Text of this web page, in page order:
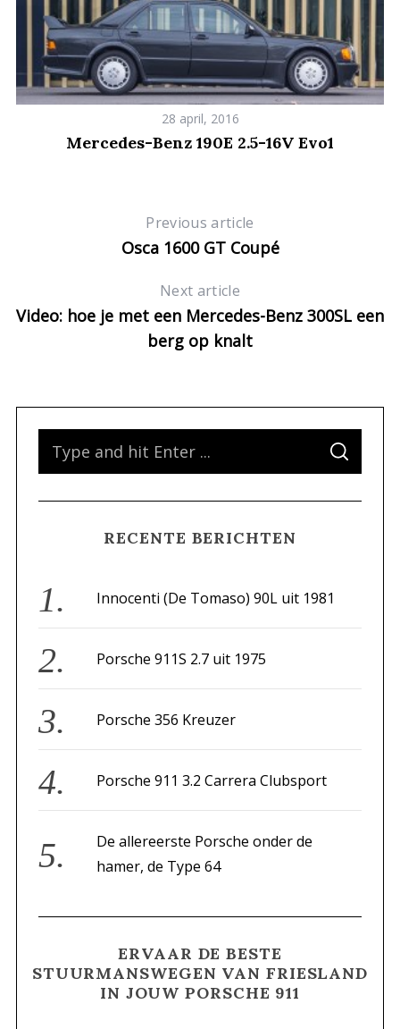
28 april, 2016
Mercedes-Benz 190E 2.5-16V Evo1
Previous article
Osca 1600 GT Coupé
Next article
Video: hoe je met een Mercedes-Benz 300SL een
berg op knalt
f
o
:
S
C
RECENTE BERICHTEN
Innocenti (De Tomaso) 90L uit 1981
Porsche 911S 2.7 uit 1975
Porsche 356 Kreuzer
Porsche 911 3.2 Carrera Clubsport
De allereerste Porsche onder de
hamer, de Type 64
ERVAAR DE BESTE
STUURMANSWEGEN VAN FRIESLAND
IN JOUW PORSCHE 911
h
f
o
r
: